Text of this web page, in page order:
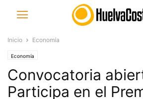
Inicio Economía
Economía
Convocatoria
Participa en el